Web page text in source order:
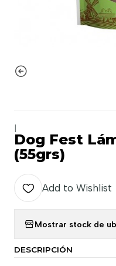
Dog Fest
(55grs)
Add to Wishlist
Mostrar stock de
DESCRIPCIÓN